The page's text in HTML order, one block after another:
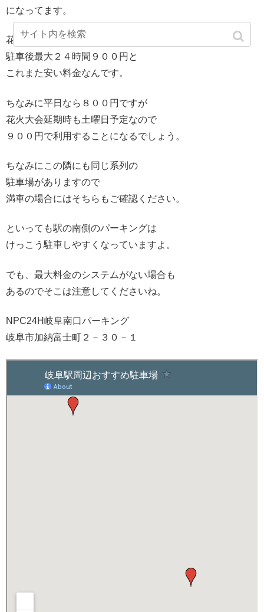
になってます。
花火大会当日は土曜日なので
駐車後最大２４時間９００円と
これまた安い料金なんです。
ちなみに平日なら８００円ですが
花火大会延期時も土曜日予定なので
９００円で利用することになるでしょう。
ちなみにこの隣にも同じ系列の
駐車場がありますので
満車の場合にはそちらもご確認ください。
といっても駅の南側のパーキングは
けっこう駐車しやすくなっていますよ。
でも、最大料金のシステムがない場合も
あるのでそこは注意してくださいね。
NPC24H岐阜南口パーキング
岐阜市加納富士町２－３０－１